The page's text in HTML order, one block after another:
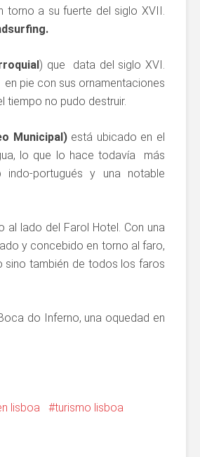
torno a su fuerte del siglo XVII.
) que data del siglo XVI.
pie con sus ornamentaciones
tiempo no pudo destruir.
Municipal)está ubicado en el
lo que lo hace todavía más
indo-portugués y una notable
al lado del Farol Hotel. Con una
y concebido en torno al faro,
sino también de todos los faros
do Inferno, una oquedad en
lisboa turismo lisboa